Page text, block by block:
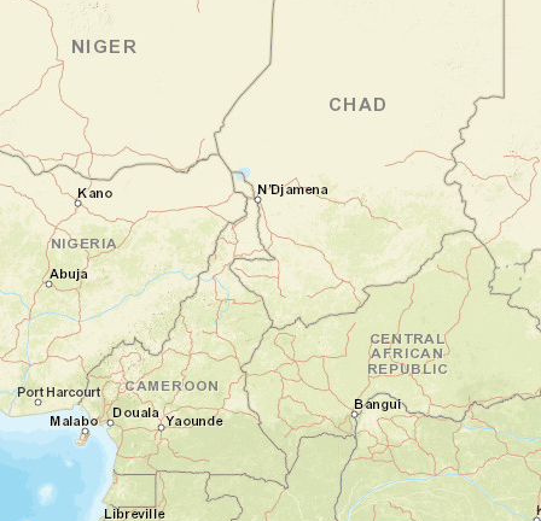
national d'Etosha
Après le petit-déjeuner, vous prenez le
temps d'explorer le plateau de Waterberg.
Que diriez-vous d'une randonnée guidée ou
d'une rencontre avec les rhinocéros de la
réserve ? Chaque activité vous plonge un
peu plus dans l'authenticité de cette terre
africaine. Vous prenez ensuite la route vers
le mythique Parc National d'Etosha. À votre
arrivée, préparez-vous pour un safari avec
votre véhicule inoubliable ! Avec un peu de
chance, vous pourriez apercevoir des lions,
des éléphants, et peut-être même le rare
rhinocéros noir….
Environ 4 heures de route (280km).
Nuit en tente de toit dans un campement
aménagé